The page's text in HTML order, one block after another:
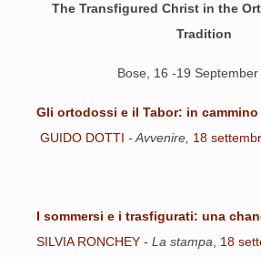
The Transfigured Christ in the
Tradition
Bose, 16 -19 September
Gli ortodossi e il Tabor: in
GUIDO DOTTI - Avvenire, 18
I sommersi e i trasfigurati: una
SILVIA RONCHEY - La stampa , 18